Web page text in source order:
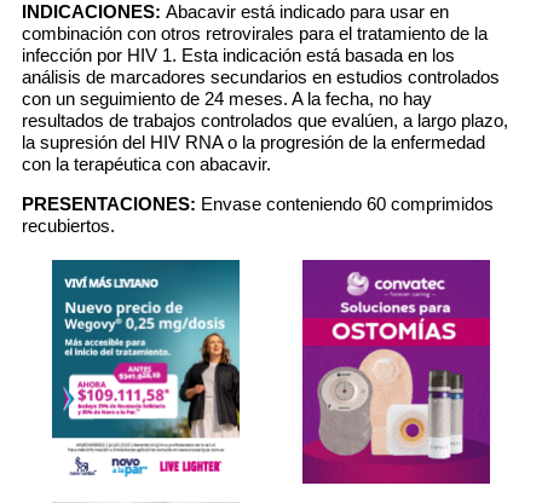
INDICACIONES: Abacavir está indicado para usar en
combinación con otros retrovirales para el tratamiento de la
infección por HIV 1. Esta indicación está basada en los
análisis de marcadores secundarios en estudios controlados
con un seguimiento de 24 meses. A la fecha, no hay
resultados de trabajos controlados que evalúen, a largo plazo,
la supresión del HIV RNA o la progresión de la enfermedad
con la terapéutica con abacavir.
PRESENTACIONES: Envase conteniendo 60 comprimidos
recubiertos.